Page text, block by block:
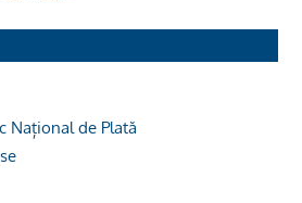
Național de Plată